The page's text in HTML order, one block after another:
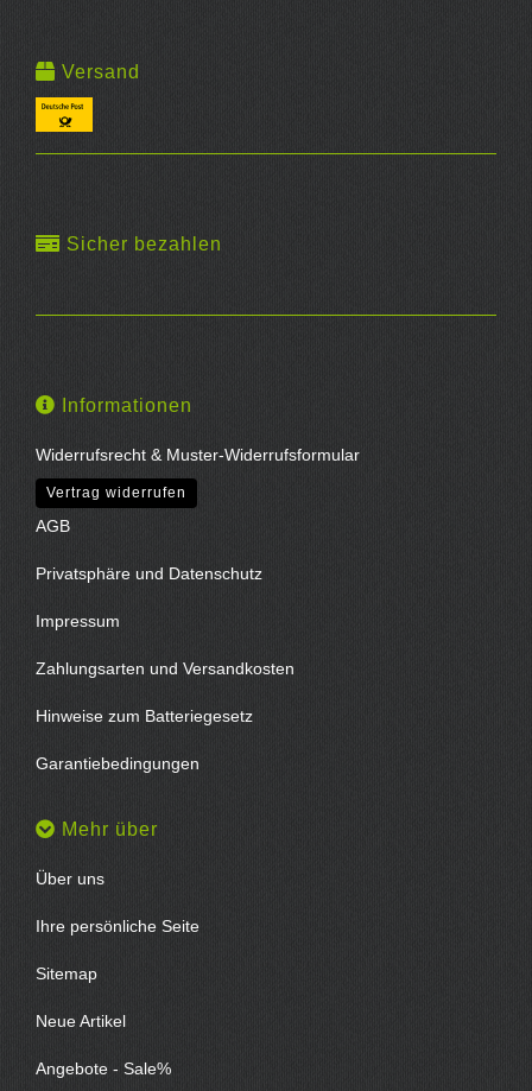
Versand
Sicher bezahlen
Informationen
Widerrufsrecht & Muster-Widerrufsformular
Vertrag widerrufen
AGB
Privatsphäre und Datenschutz
Impressum
Zahlungsarten und Versandkosten
Hinweise zum Batteriegesetz
Garantiebedingungen
Mehr über
Über uns
Ihre persönliche Seite
Sitemap
Neue Artikel
Angebote - Sale%